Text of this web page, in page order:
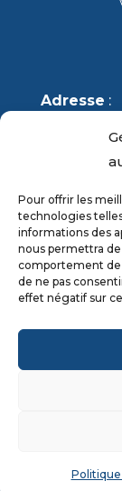
Pour offrir les
technologies
informations des
nous permettra
comportement de
de ne pas
effet négatif sur
Adresse :
Courriel: